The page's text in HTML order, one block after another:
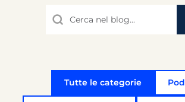
Tutte le categorie